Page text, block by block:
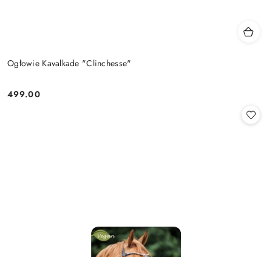
Ogłowie Kavalkade "Clinchesse"
Cena:
499.00